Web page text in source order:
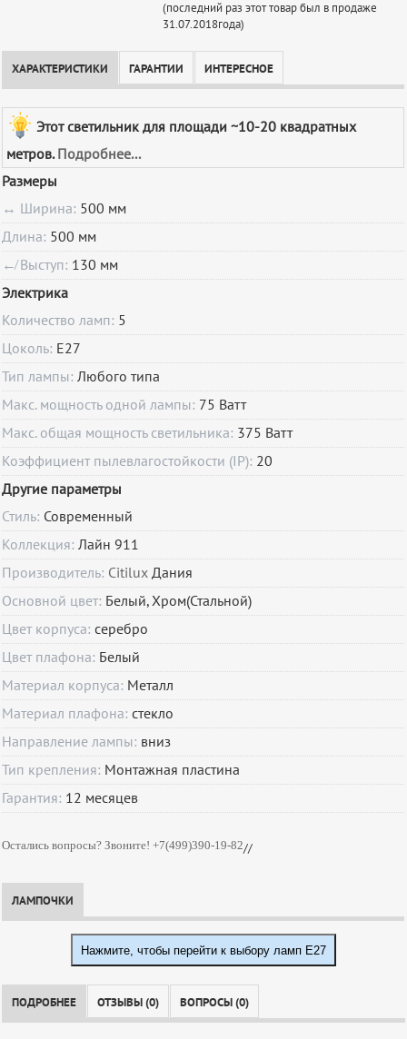
(последний раз этот товар был в продаже
31.07.2018года)
ХАРАКТЕРИСТИКИ ГАРАНТИИ ИНТЕРЕСНОЕ
Этот светильник для площади ~10-20 квадратных
метров. Подробнее...
Размеры
↔ Ширина: 500 мм
Длина: 500 мм
↚ Выступ: 130 мм
Электрика
Количество ламп: 5
Цоколь: E27
Тип лампы:Любого типа
Макс. мощность одной лампы: 75 Ватт
Макс. общая мощность светильника: 375 Ватт
Коэффициент пылевлагостойкости (IP): 20
Другие параметры
Стиль: Современный
Коллекция:Лайн 911
Производитель: Citilux Дания
Основной цвет: Белый, Хром(Стальной)
Цвет корпуса:серебро
Цвет плафона: Белый
Материал корпуса: Металл
Материал плафона:стекло
Направление лампы: вниз
Тип крепления: Монтажная пластина
Гарантия: 12 месяцев
Остались вопросы? Звоните! +7(499)390-19-82//
ЛАМПОЧКИ
Нажмите, чтобы перейти к выбору ламп E27
ПОДРОБНЕЕ ОТЗЫВЫ (0) ВОПРОСЫ (0)